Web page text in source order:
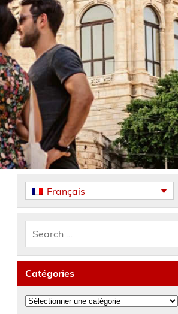
Français
Catégories
Catégories